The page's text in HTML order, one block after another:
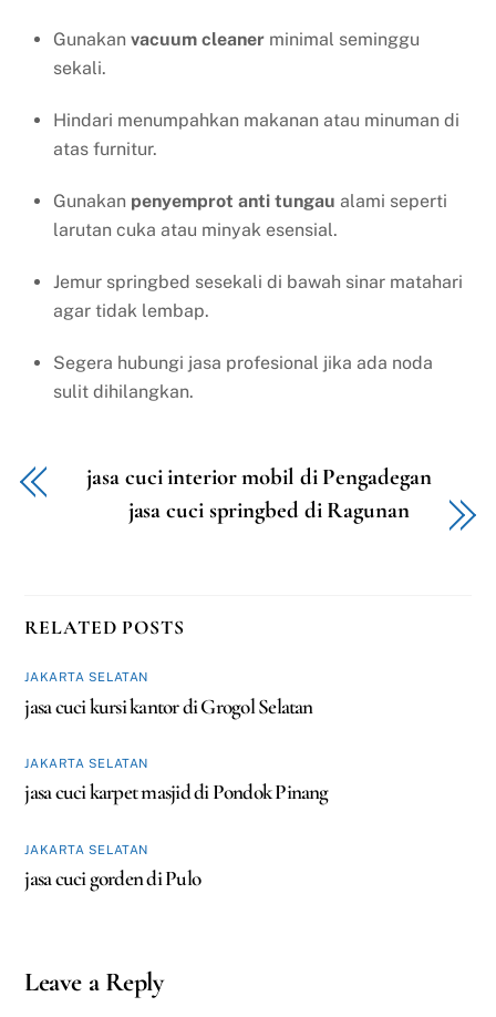
Gunakan vacuum cleaner minimal seminggu
sekali.
Hindari menumpahkan makanan atau minuman di
atas furnitur.
Gunakan penyemprot anti tungau alami seperti
larutan cuka atau minyak esensial.
Jemur springbed sesekali di bawah sinar matahari
agar tidak lembap.
Segera hubungi jasa profesional jika ada noda
sulit dihilangkan.
jasa cuci interior mobil di Pengadegan
jasa cuci springbed di Ragunan
RELATED POSTS
JAKARTA SELATAN
jasa cuci kursi kantor di Grogol Selatan
JAKARTA SELATAN
jasa cuci karpet masjid di Pondok Pinang
JAKARTA SELATAN
jasa cuci gorden di Pulo
Leave a Reply